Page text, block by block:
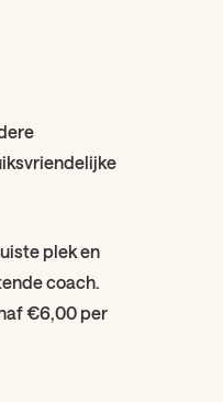
plek en
coach.
€6,00 per